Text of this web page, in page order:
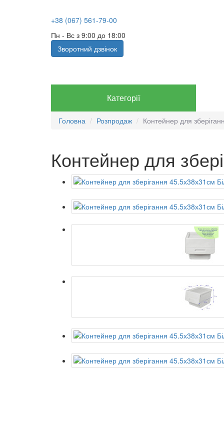
+38 (067) 561-79-00
Пн - Вс з 9:00 до 18:00
Зворотний дзвінок
Категорії
Головна Розпродаж Контейнер для
Контейнер для